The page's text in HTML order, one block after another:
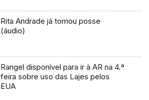
Rita Andrade já tomou posse
(áudio)
Rangel disponível para ir à AR na 4.ª
feira sobre uso das Lajes pelos
EUA